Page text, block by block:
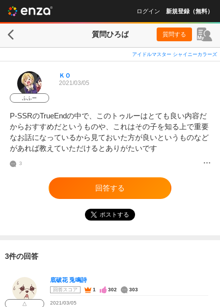
ログイン 新規登録（無料）
質問ひろば 質問する
アイドルマスター シャイニーカラーズ
ふふー
ＫＯ
2021/03/05
P-SSRのTrueEndの中で、このトゥルーはとても良い内容だ
からおすすめだというものや、これはその子を知る上で重要
なお話になっているから見ておいた方が良いというものなど
があれば教えていただけるとありがたいです
3
回答する
ポストする
3件の回答
△
底破花 兎鳴詩
回答スコア 1 302 303
2021/03/05